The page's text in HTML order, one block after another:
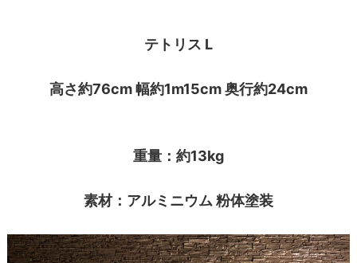
テトリス L
高さ約76cm 幅約1m15cm 奥行約24cm
重量：約13kg
素材：アルミニウム 粉体塗装